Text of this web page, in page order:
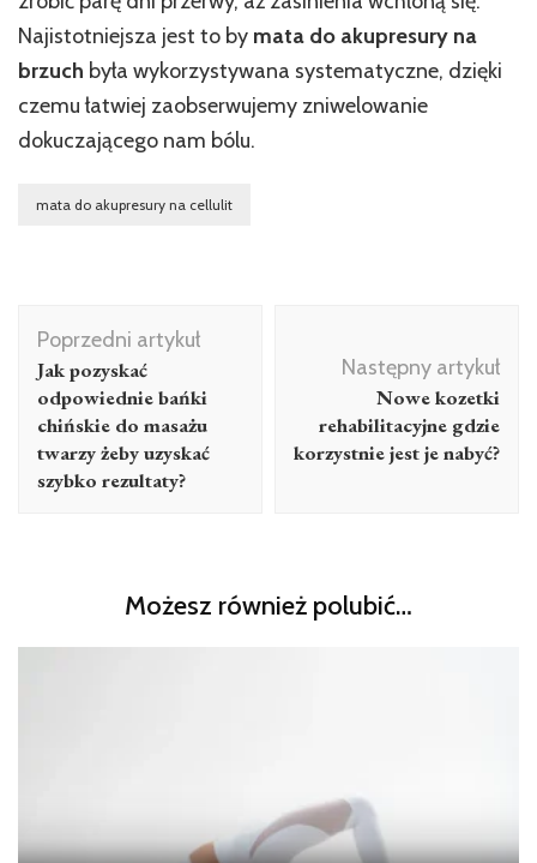
Najistotniejsza jest to by mata do akupresury na
brzuch była wykorzystywana systematyczne, dzięki
czemu łatwiej zaobserwujemy zniwelowanie
dokuczającego nam bólu.
mata do akupresury na cellulit
Nawigacja
wpisu
Poprzedni artykuł
Jak pozyskać
odpowiednie bańki
chińskie do masażu
twarzy żeby uzyskać
szybko rezultaty?
Następny artykuł
Nowe kozetki
rehabilitacyjne gdzie
korzystnie jest je nabyć?
Możesz również polubić…